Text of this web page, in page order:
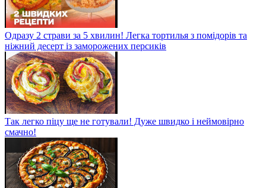
Одразу 2 страви за 5 хвилин! Легка тортилья з помідорів та
ніжний десерт із заморожених персиків
Так легко піцу ще не готували! Дуже швидко і неймовірно
смачно!